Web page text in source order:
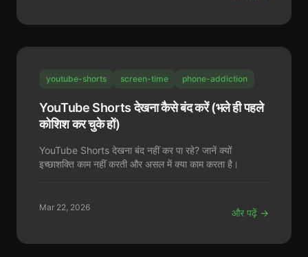
youtube-shorts screen-time phone-addiction
YouTube Shorts देखना कैसे बंद करें (भले ही पहले
कोशिश कर चुके हों)
YouTube Shorts देखना बंद नहीं कर पा रहे? जानें क्यों
इच्छाशक्ति काम नहीं करती और असल में क्या काम करता है।
Mar 22, 2026 और पढ़ें →